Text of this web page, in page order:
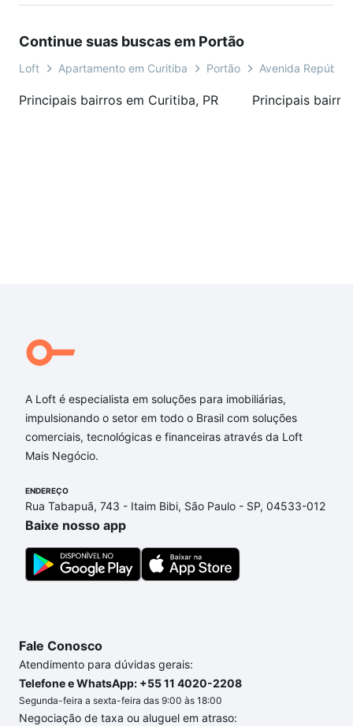
Continue suas buscas em Portão
Loft Apartamento em Curitiba Portão Avenida
Principais bairros em Curitiba, PR Principais
A Loft é especialista em soluções para imobiliárias,
impulsionando o setor em todo o Brasil com soluções
comerciais, tecnológicas e financeiras através da Loft
Mais Negócio.
ENDEREÇO
Rua Tabapuã, 743 - Itaim Bibi, São Paulo - SP, 04533-012
Baixe nosso app
Fale Conosco
Atendimento para dúvidas gerais:
Telefone e WhatsApp: +55 11 4020-2208
Segunda-feira a sexta-feira das 9:00 às 18:00
Negociação de taxa ou aluguel em atraso: